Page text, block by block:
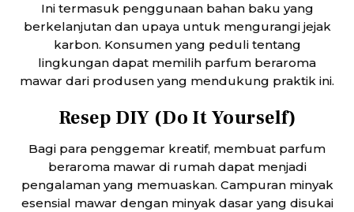
Ini termasuk penggunaan bahan baku yang
berkelanjutan dan upaya untuk mengurangi jejak
karbon. Konsumen yang peduli tentang
lingkungan dapat memilih parfum beraroma
mawar dari produsen yang mendukung praktik ini.
Resep DIY (Do It Yourself)
Bagi para penggemar kreatif, membuat parfum
beraroma mawar di rumah dapat menjadi
pengalaman yang memuaskan. Campuran minyak
esensial mawar dengan minyak dasar yang disukai